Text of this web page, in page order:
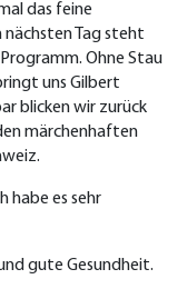
das feine
nächsten Tag steht
Ohne Stau
uns Gilbert
blicken wir zurück
märchenhaften
habe es sehr
gute Gesundheit.